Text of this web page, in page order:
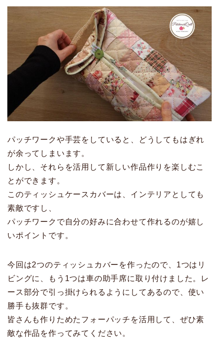
パッチワークや手芸をしていると、どうしてもはぎれ
が余ってしまいます。
しかし、それらを活用して新しい作品作りを楽しむこ
とができます。
このティッシュケースカバーは、インテリアとしても
素敵ですし、
パッチワークで自分の好みに合わせて作れるのが嬉し
いポイントです。
今回は2つのティッシュカバーを作ったので、1つはリ
ビングに、もう1つは車の助手席に取り付けました。レ
ース部分で引っ掛けられるようにしてあるので、使い
勝手も抜群です。
皆さんも作りためたフォーパッチを活用して、ぜひ素
敵な作品を作ってみてください。